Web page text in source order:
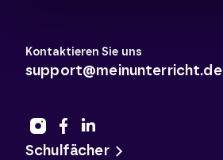
Kontaktieren Sie uns
support@meinunterricht.de
Schulfächer